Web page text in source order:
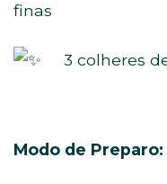
finas
3 colheres
Modo de Preparo: